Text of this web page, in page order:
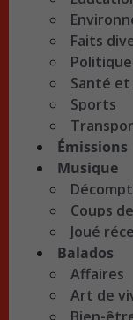
Faits
Politique
Santé
Sports
Émissions
Musique
Coups
Joué
Balados
Affaires
Art de